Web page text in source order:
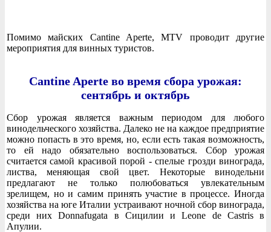
Помимо майских Cantine Aperte, MTV проводит другие
мероприятия для винных туристов.
Cantine Aperte во время сбора урожая:
сентябрь и октябрь
Сбор урожая является важным периодом для любого
винодельческого хозяйства. Далеко не на каждое предприятие
можно попасть в это время, но, если есть такая возможность,
то ей надо обязательно воспользоваться. Сбор урожая
считается самой красивой порой - спелые грозди винограда,
листва, меняющая свой цвет. Некоторые винодельни
предлагают не только полюбоваться увлекательным
зрелищем, но и самим принять участие в процессе. Иногда
хозяйства на юге Италии устраивают ночной сбор винограда,
среди них Donnafugata в Сицилии и Leone de Castris в
Апулии.